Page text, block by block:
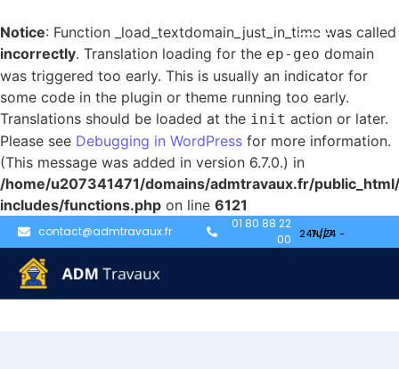
Notice: Function _load_textdomain_just_in_time was called
incorrectly. Translation loading for the ep-geo domain
was triggered too early. This is usually an indicator for
some code in the plugin or theme running too early.
Translations should be loaded at the init action or later.
Please see Debugging in WordPress for more information.
(This message was added in version 6.7.0.) in
/home/u207341471/domains/admtravaux.fr/
includes/functions.php on line 6121
contact@admtravaux.fr
01 80 88 22
00